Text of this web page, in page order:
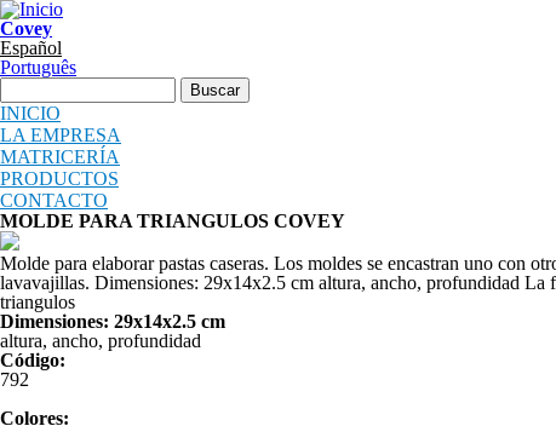
Pasar al contenido principal
Covey
Español
Português
Formulario de búsqueda
INICIO
LA EMPRESA
MATRICERÍA
PRODUCTOS
CONTACTO
MOLDE PARA TRIANGULOS COVEY
Molde para elaborar pastas caseras. Los moldes se encastran uno con
lavavajillas. Dimensiones: 29x14x2.5 cm altura, ancho, profundidad La
triangulos
Dimensiones: 29x14x2.5 cm
altura, ancho, profundidad
Código:
792
Colores: